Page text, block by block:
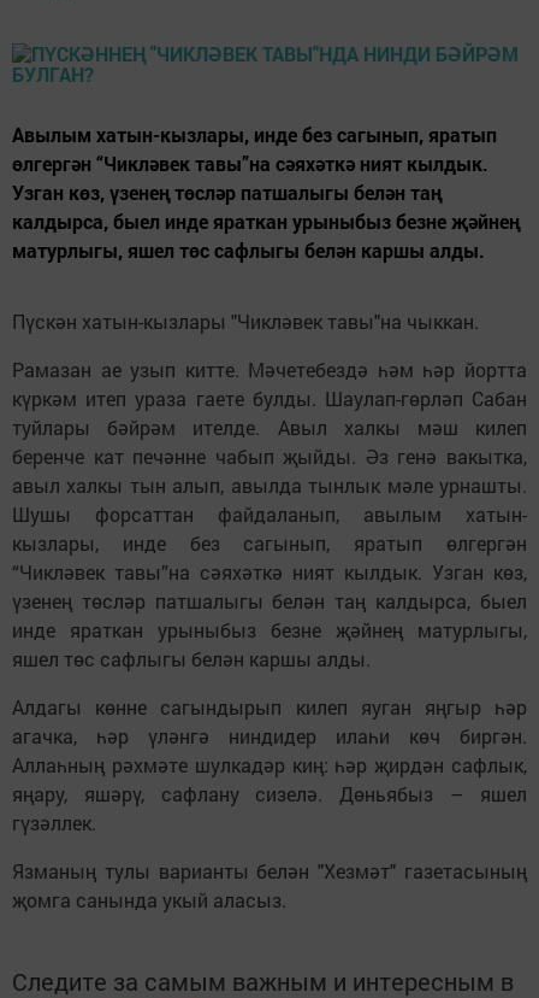
Авылым хатын-кызлары, инде без сагынып, яратып
өлгергән “Чикләвек тавы”на сәяхәткә ният кылдык.
Узган көз, үзенең төсләр патшалыгы белән таң
калдырса, быел инде яраткан урыныбыз безне җәйнең
матурлыгы, яшел төс сафлыгы белән каршы алды.
Пүскән хатын-кызлары "Чикләвек тавы"на чыккан.
Рамазан ае узып китте. Мәчетебездә һәм һәр йортта
күркәм итеп ураза гаете булды. Шаулап-гөрләп Сабан
туйлары бәйрәм ителде. Авыл халкы мәш килеп
беренче кат печәнне чабып җыйды. Әз генә вакытка,
авыл халкы тын алып, авылда тынлык мәле урнашты.
Шушы форсаттан файдаланып, авылым хатын-
кызлары, инде без сагынып, яратып өлгергән
“Чикләвек тавы”на сәяхәткә ният кылдык. Узган көз,
үзенең төсләр патшалыгы белән таң калдырса, быел
инде яраткан урыныбыз безне җәйнең матурлыгы,
яшел төс сафлыгы белән каршы алды.
Алдагы көнне сагындырып килеп яуган яңгыр һәр
агачка, һәр үләнгә ниндидер илаһи көч биргән.
Аллаһның рәхмәте шулкадәр киң: һәр җирдән сафлык,
яңару, яшәрү, сафлану сизелә. Дөньябыз – яшел
гүзәллек.
Язманың тулы варианты белән "Хезмәт" газетасының
җомга санында укый аласыз.
Следите за самым важным и интересным в